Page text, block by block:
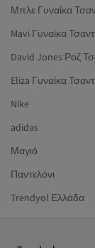
Nike
adidas
Μαγιό
Παντελόνι
Trendyol Ελλάδα